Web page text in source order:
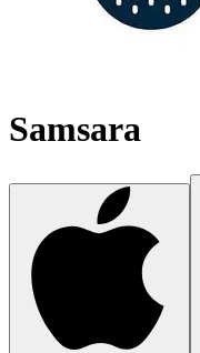
Samsara